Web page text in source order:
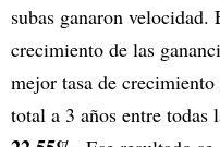
subas ganaron velocidad.
crecimiento de las
mejor tasa de
total a 3 años entre todas